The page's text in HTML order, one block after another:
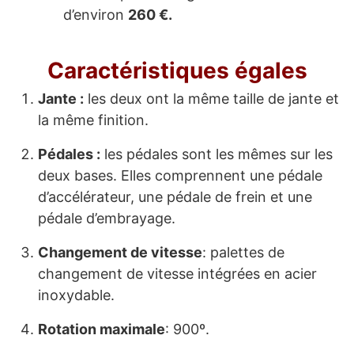
d’environ 260 €.
Caractéristiques égales
Jante : les deux ont la même taille de jante et
la même finition.
Pédales : les pédales sont les mêmes sur les
deux bases. Elles comprennent une pédale
d’accélérateur, une pédale de frein et une
pédale d’embrayage.
Changement de vitesse: palettes de
changement de vitesse intégrées en acier
inoxydable.
Rotation maximale: 900º.